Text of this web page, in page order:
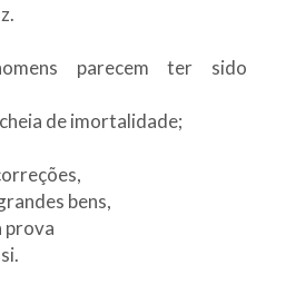
parecem ter sido
de imortalidade;
bens,
prova